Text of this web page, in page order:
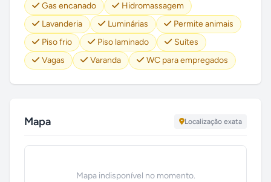
Gas encanado
Hidromassagem
Lavanderia
Luminárias
Permite animais
Piso frio
Piso laminado
Suítes
Vagas
Varanda WC para empregados
Mapa Localização exata
Mapa indisponível no momento.